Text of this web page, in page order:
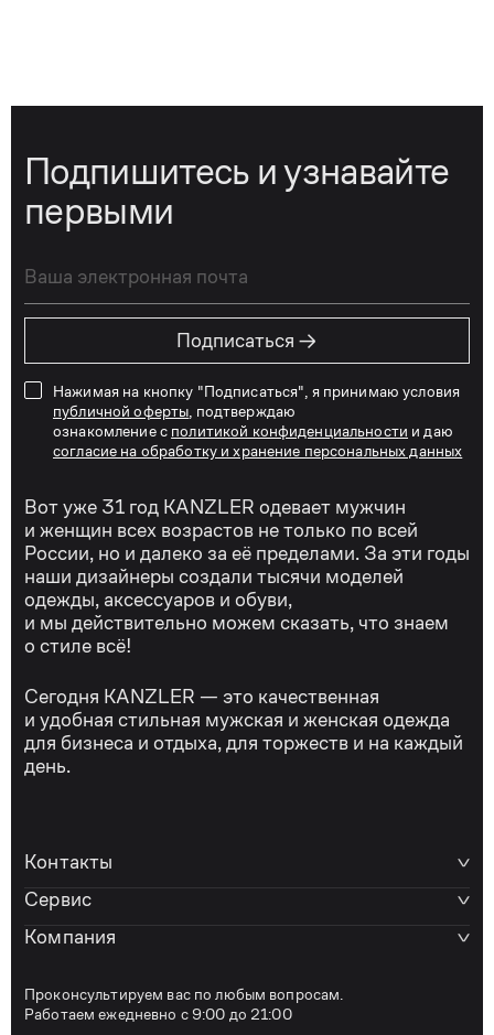
Подпишитесь и узнавайте
первыми
Подписаться →
Нажимая на кнопку "Подписаться", я принимаю условия
публичной оферты , подтверждаю
ознакомление с политикой конфиденциальности и даю
согласие на обработку и хранение персональных данных
Вот уже 31 год KANZLER одевает мужчин
и женщин всех возрастов не только по всей
России, но и далеко за её пределами. За эти годы
наши дизайнеры создали тысячи моделей
одежды, аксессуаров и обуви,
и мы действительно можем сказать, что знаем
о стиле всё!
Сегодня KANZLER — это качественная
и удобная стильная мужская и женская одежда
для бизнеса и отдыха, для торжеств и на каждый
день.
Контакты
Сервис
Компания
Проконсультируем вас по любым вопросам.
Работаем ежедневно с 9:00 до 21:00